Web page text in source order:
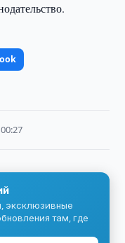
эксклюзивные
там, где